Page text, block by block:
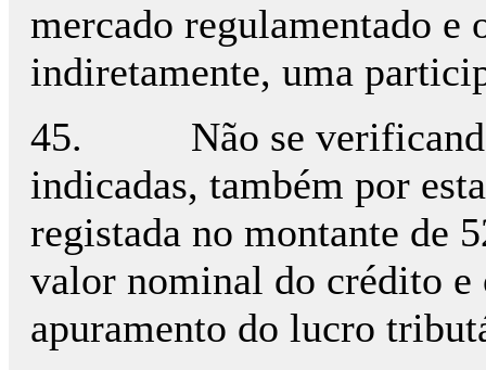
mercado regulamentado e
indiretamente, uma
45. Não se verificando
indicadas, também por
registada no montante de
valor nominal do crédito e
apuramento do lucro